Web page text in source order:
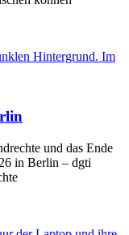
und das Ende
in Berlin – dgti